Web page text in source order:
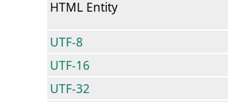
HTML Entity
UTF-8
UTF-16
UTF-32